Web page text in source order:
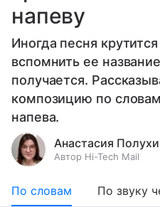
напеву
Иногда песня
вспомнить ее
получается.
композицию по
напева.
Анастасия
Автор Hi-Tech Mail
По словам По звуку